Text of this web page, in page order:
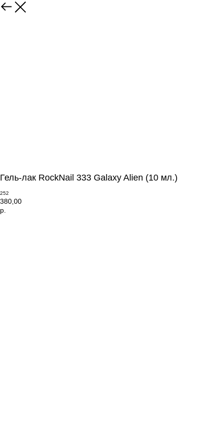
Гель-лак RockNail 333 Galaxy Alien (10 мл.)
252
380,00
р.